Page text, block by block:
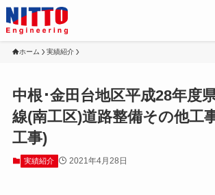
ホーム 実績紹介
中根･金田台地区平成28年度
線(南工区)道路整備その他工
工事)
実績紹介 2021年4月28日